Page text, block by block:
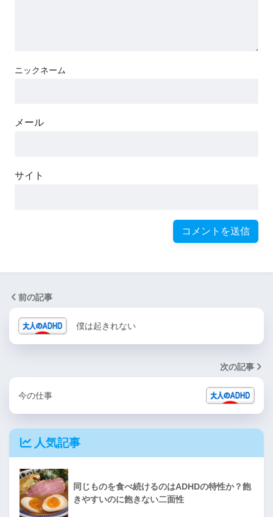
メール
サイト
前の記事
僕は起きれない
次の記事
今の仕事
人気記事
同じものを食べ続けるのはADHDの特性か？飽
きやすいのに飽きない二面性